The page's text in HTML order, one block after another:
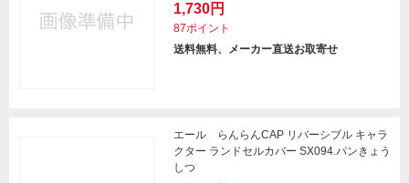
1,730円
87ポイント
送料無料、メーカー直送お取寄せ
エール らんらんCAP リバーシブル キャラ
クター ランドセルカバー SX094.パンきょう
しつ